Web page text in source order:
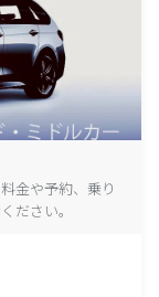
金や予約、乗り
ださい。